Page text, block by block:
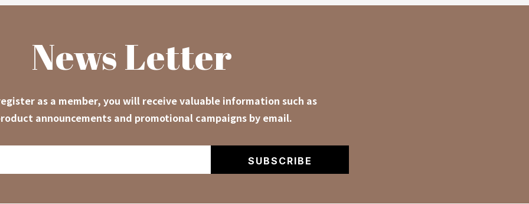
News Letter
as a member, you will receive valuable information such as
announcements and promotional campaigns by email.
SUBSCRIBE